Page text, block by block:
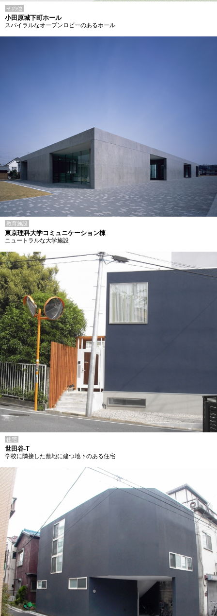
その他
小田原城下町ホール
スパイラルなオープンロビーのあるホール
教育施設
東京理科大学コミュニケーション棟
ニュートラルな大学施設
住宅
世田谷-T
学校に隣接した敷地に建つ地下のある住宅